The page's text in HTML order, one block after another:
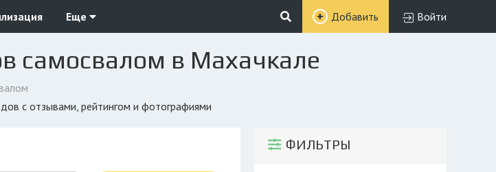
Еще Добавить Войти
самосвалом в Махачкале
с отзывами, рейтингом и фотографиями
ФИЛЬТРЫ